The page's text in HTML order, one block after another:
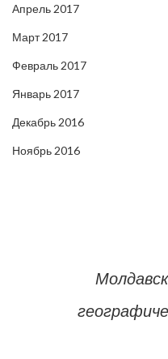
Апрель 2017
Март 2017
Февраль 2017
Январь 2017
Декабрь 2016
Ноябрь 2016